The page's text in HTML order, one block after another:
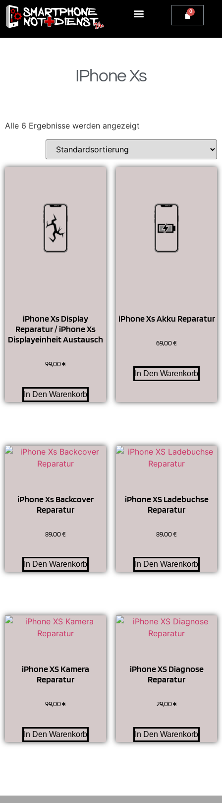
IPhone Xs
Alle 6 Ergebnisse werden angezeigt
iPhone Xs Display
Reparatur / iPhone Xs
Displayeinheit Austausch
99,00€
In Den Warenkorb
iPhone Xs Akku Reparatur
69,00€
In Den Warenkorb
iPhone Xs Backcover
Reparatur
89,00€
In Den Warenkorb
iPhone XS Ladebuchse
Reparatur
89,00€
In Den Warenkorb
iPhone XS Kamera
Reparatur
99,00€
In Den Warenkorb
iPhone XS Diagnose
Reparatur
29,00€
In Den Warenkorb